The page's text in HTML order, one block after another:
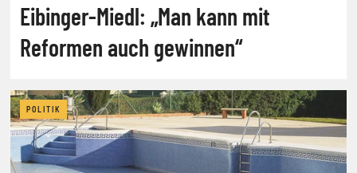
Eibinger-Miedl: „Man kann mit
Reformen auch gewinnen“
POLITIK